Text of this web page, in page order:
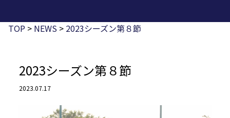
TOP > NEWS > 2023シーズン第８節
2023シーズン第８節
2023.07.17